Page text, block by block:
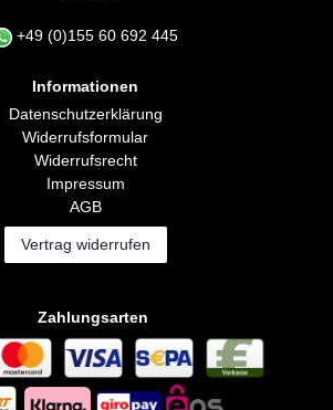
+49 (0)155 60 692 445
Informationen
Daten­schutz­erklärung
Widerrufs­formular
Widerrufs­recht
Impressum
AGB
Vertrag widerrufen
Zahlungsarten